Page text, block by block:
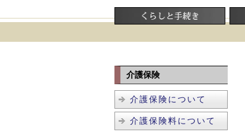
介護保険
介護保険について
介護保険料について